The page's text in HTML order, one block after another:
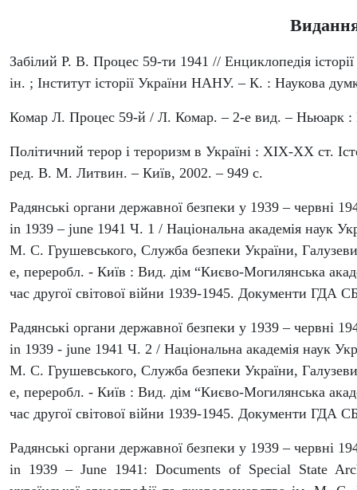
Забілий Р. В. Процес 59-ти 1941 // Енциклопедія
ін. ; Інститут історії України НАНУ. – К. : Наукова
Комар Л. Процес 59-й / Л. Комар. – 2-е вид. – Ньюарк :
Політичний терор і тероризм в Україні : XIX-XX ст.
ред. В. М. Литвин. – Київ, 2002. – 949 с.
Радянські органи державної безпеки у 1939 – червні
in 1939 – june 1941 Ч. 1 / Національна академія наук
М. С. Грушевського, Служба безпеки України,
е, переробл. - Київ : Вид. дім “Києво-Могилянська
час другої світової війни 1939-1945. Документи ГДА
Радянські органи державної безпеки у 1939 – червні
in 1939 - june 1941 Ч. 2 / Національна академія наук
М. С. Грушевського, Служба безпеки України,
е, переробл. - Київ : Вид. дім “Києво-Могилянська
час другої світової війни 1939-1945. Документи ГДА
Радянські органи державної безпеки у 1939 – червні
in 1939 – June 1941: Documents of Special State